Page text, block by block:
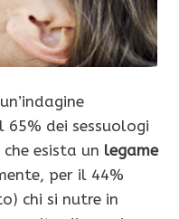
65% dei sessuologi
esista un legame
per il 44%
chi si nutre in